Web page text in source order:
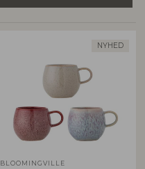
NYHED
BLOOMINGVILLE